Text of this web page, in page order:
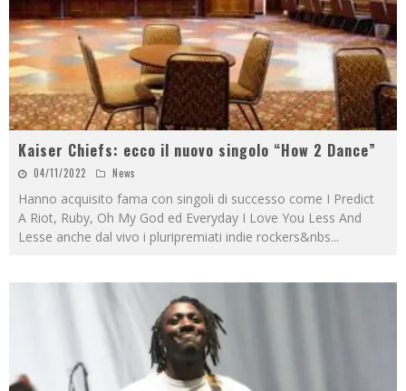
Kaiser Chiefs: ecco il nuovo singolo “How 2 Dance”
04/11/2022 News
Hanno acquisito fama con singoli di successo come I Predict
A Riot, Ruby, Oh My God ed Everyday I Love You Less And
Lesse anche dal vivo i pluripremiati indie rockers&nbs...